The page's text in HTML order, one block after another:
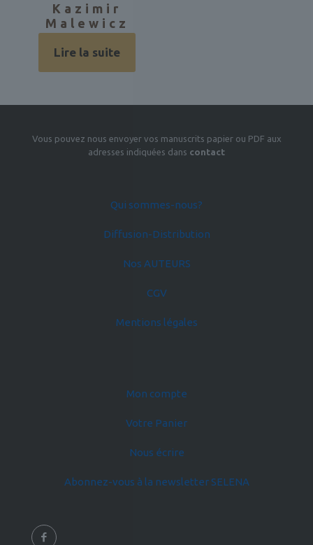
Kazimir
Malewicz
Lire la suite
Vous pouvez nous envoyer vos manuscrits papier ou PDF aux
adresses indiquées dans contact
Qui sommes-nous?
Diffusion-Distribution
Nos AUTEURS
CGV
Mentions légales
Mon compte
Votre Panier
Nous écrire
Abonnez-vous à la newsletter SELENA